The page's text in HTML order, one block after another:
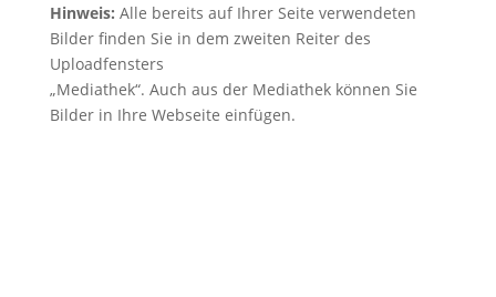
Hinweis: Alle bereits auf Ihrer Seite verwendeten
Bilder finden Sie in dem zweiten Reiter des
Uploadfensters
„Mediathek“. Auch aus der Mediathek können Sie
Bilder in Ihre Webseite einfügen.